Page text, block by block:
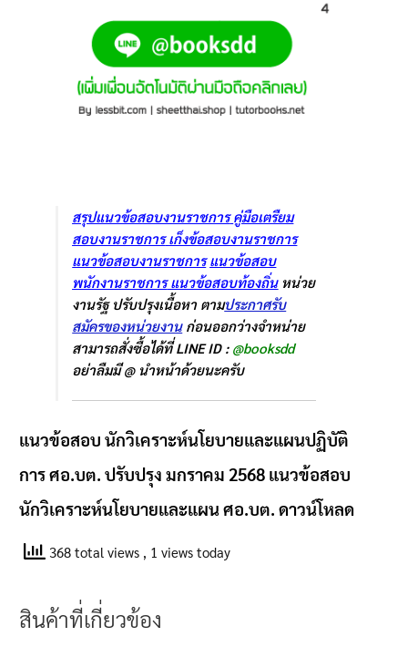
สรุปแนวข้อสอบงานราชการ คู่มือเตรืยม
สอบงานราชการ เก็งข้อสอบงานราชการ
แนวข้อสอบงานราชการ แนวข้อสอบ
พนักงานราชการ แนวข้อสอบท้องถิ่นหน่วย
งานรัฐ ปรับปรุงเนื้อหา ตามประกาศรับ
สมัครของหน่วยงานก่อนออกว่างจำหน่าย
สามารถสั่งซื้อได้ที่ LINE ID : @booksdd
อย่าลืมมี @ นำหน้าด้วยนะครับ
แนวข้อสอบ นักวิเคราะห์นโยบายและแผนปฏิบัติ
การ ศอ.บต. ปรับปรุง มกราคม 2568 แนวข้อสอบ
นักวิเคราะห์นโยบายและแผน ศอ.บต. ดาวน์โหลด
368 total views , 1 views today
สินค้าที่เกี่ยวข้อง